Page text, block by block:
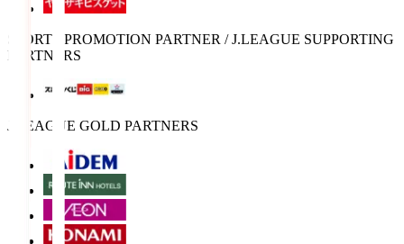
SPORTS PROMOTION PARTNER / J.LEAGUE SUPPORTING
PARTNERS
J.LEAGUE GOLD PARTNERS